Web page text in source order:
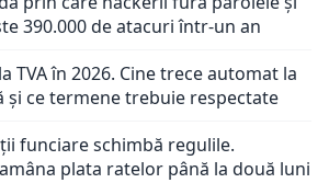
390.000 de atacuri într-un an
TVA în 2026. Cine trece automat la
ce termene trebuie respectate
funciare schimbă regulile.
plata ratelor până la două luni